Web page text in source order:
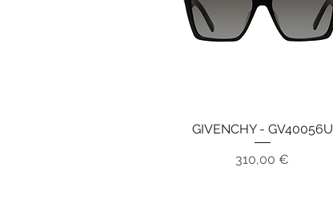
Aperçu rapide
GIVENCHY - GV40056U
Prix
310,00 €